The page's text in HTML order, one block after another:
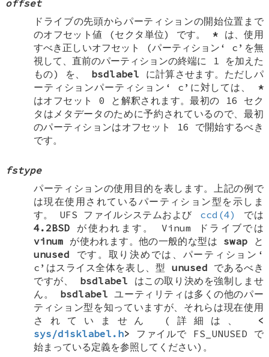
offset
ドライブの先頭からパーティションの開始位置まで
のオフセット値 (セクタ単位) です。 * は、使用
すべき正しいオフセット (パーティション‘ c ’を無
視して、直前のパーティションの終端に 1 を加えた
もの) を、 bsdlabel に計算させます。ただしパ
ーティションパーティション‘ c ’に対しては、 *
はオフセット 0 と解釈されます。最初の 16 セク
タはメタデータのために予約されているので、最初
のパーティションはオフセット 16 で開始するべき
です。
fstype
パーティションの使用目的を表します。上記の例で
は現在使用されているパーティション型を示しま
す。 UFS ファイルシステムおよび
ccd(4)
では
4.2BSDが使われます。 Vinum ドライブでは
vinum が使われます。他の一般的な型は swap と
unused です。取り決めでは、パーティション‘
c ’はスライス全体を表し、型 unused であるべき
ですが、 bsdlabel はこの取り決めを強制しませ
ん。 bsdlabel ユーティリティは多くの他のパー
ティション型を知っていますが、それらは現在使用
されていません (詳細は、
<
sys/disklabel.h> ファイルで FS_UNUSED で
始まっている定義を参照してください)。